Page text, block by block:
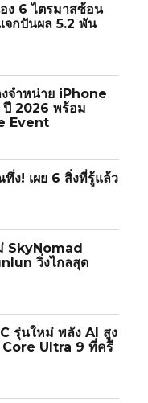
ง 6 ไตรมาสซ้อน
จกปันผล 5.2 พัน
จำหน่าย iPhone
2026 พร้อม
Event
ง! เผย 6 สิ่งที่รู้แล้ว
SkyNomad
วิ่งไกลสุด
รุ่นใหม่ พลัง AI สูง
Ultra 9 ที่ครี